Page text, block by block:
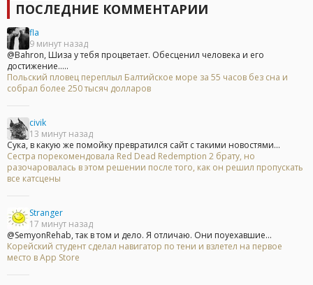
ПОСЛЕДНИЕ КОММЕНТАРИИ
fla
9 минут назад
@Bahron, Шиза у тебя процветает. Обесценил человека и его
достижение.....
Польский пловец переплыл Балтийское море за 55 часов без сна и
собрал более 250 тысяч долларов
civik
13 минут назад
Сука, в какую же помойку превратился сайт с такими новостями...
Сестра порекомендовала Red Dead Redemption 2 брату, но
разочаровалась в этом решении после того, как он решил пропускать
все катсцены
Stranger
17 минут назад
@SemyonRehab, так в том и дело. Я отличаю. Они поуехавшие...
Корейский студент сделал навигатор по тени и взлетел на первое
место в App Store